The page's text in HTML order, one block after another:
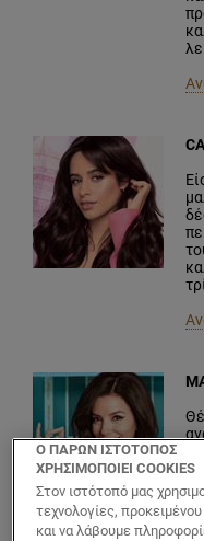
Ο ΠΑΡΩΝ ΙΣΤΟΤΟΠΟΣ
ΧΡΗΣΙΜΟΠΟΙΕΙ COOKIES
Στον ιστότοπό μας
τεχνολογίες,
και να λάβουμε